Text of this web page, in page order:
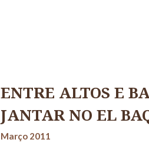
ENTRE ALTOS E
JANTAR NO EL
Março 2011